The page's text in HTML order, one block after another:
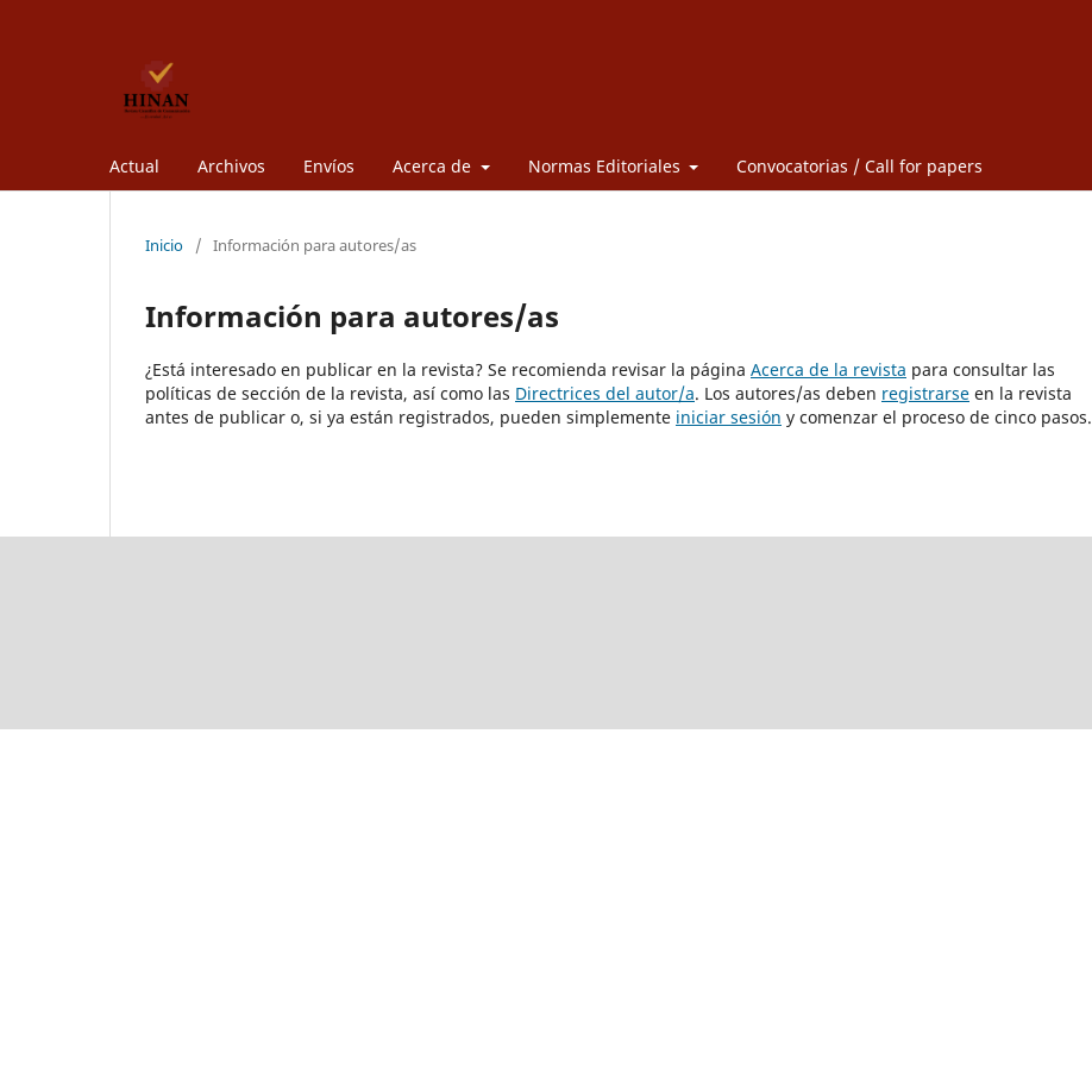
Actual Archivos Envíos Acerca de Normas Editoriales Convocatorias / Call for papers
Inicio / Información para autores/as
Información para autores/as
¿Está interesado en publicar en la revista? Se recomienda revisar la página Acerca de la revista para consultar las
políticas de sección de la revista, así como las Directrices del autor/a. Los autores/as deben registrarse en la revista
antes de publicar o, si ya están registrados, pueden simplemente iniciar sesión y comenzar el proceso de cinco pasos.